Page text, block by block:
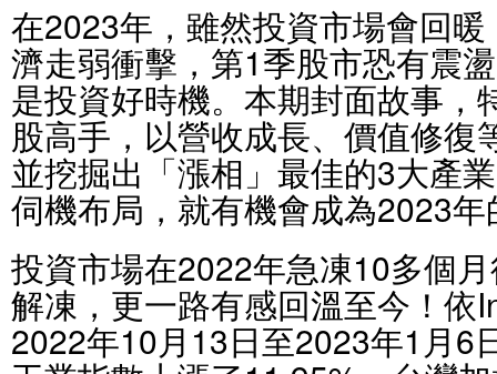
在2023年，雖然投資市場會回
濟走弱衝擊，第1季股市恐有震
是投資好時機。本期封面故事，
股高手，以營收成長、價值修復
並挖掘出「漲相」最佳的3大產
伺機布局，就有機會成為2023
投資市場在2022年急凍10多個
解凍，更一路有感回溫至今！依
2022年10月13日至2023年1月6